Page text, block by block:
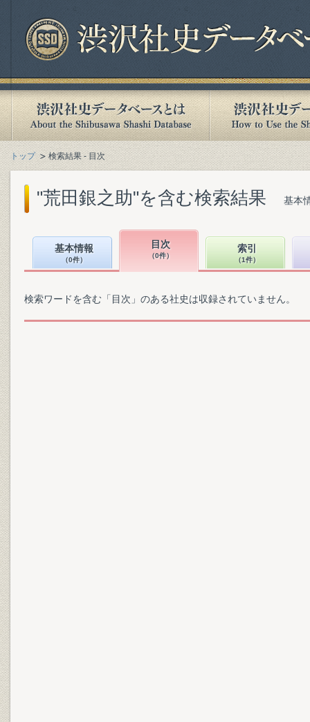
トップ 検索結果 - 目次
"荒田銀之助"を含む検索結果 基本
基本情報
（0件）
目次
（0件）
索引
（1件）
検索ワードを含む「目次」のある社史は収録されていません。